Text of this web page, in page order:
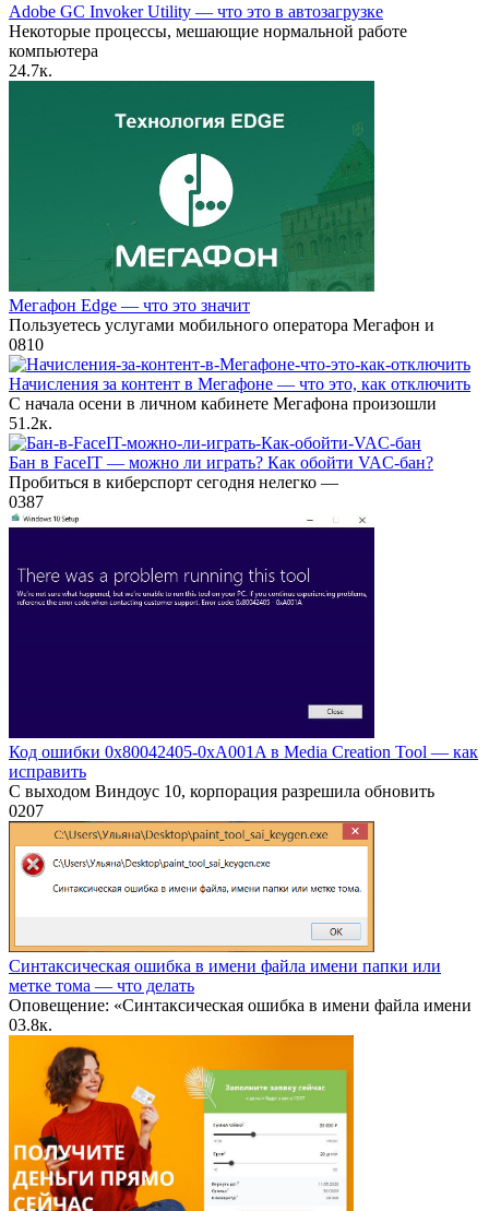
Adobe GC Invoker Utility — что это в автозагрузке
Некоторые процессы, мешающие нормальной работе
компьютера
24.7к.
Мегафон Edge — что это значит
Пользуетесь услугами мобильного оператора Мегафон и
0810
Начисления за контент в Мегафоне — что это, как отключить
С начала осени в личном кабинете Мегафона произошли
51.2к.
Бан в FaceIT — можно ли играть? Как обойти VAC-бан?
Пробиться в киберспорт сегодня нелегко —
0387
Код ошибки 0x80042405-0xA001A в Media Creation Tool — как
исправить
С выходом Виндоус 10, корпорация разрешила обновить
0207
Синтаксическая ошибка в имени файла имени папки или
метке тома — что делать
Оповещение: «Синтаксическая ошибка в имени файла имени
03.8к.